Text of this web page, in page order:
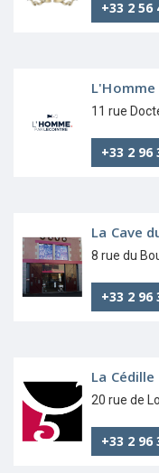
+33 2 56
11 rue
+33 2 96
La Cave
8 rue du
+33 2 96
La Cédille
20 rue de
+33 2 96